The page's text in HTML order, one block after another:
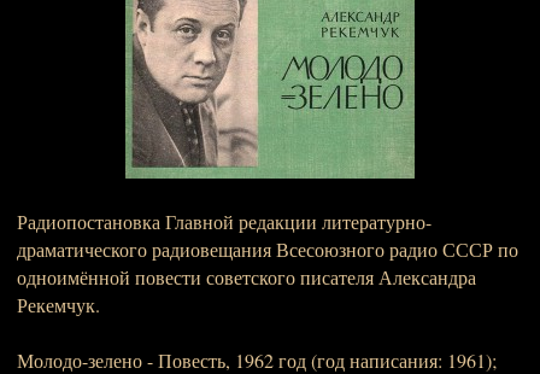
Радиопостановка Главной редакции литературно-
драматического радиовещания Всесоюзного радио СССР по
одноимённой повести советского писателя Александра
Рекемчук.
Молодо-зелено - Повесть, 1962 год (год написания: 1961);